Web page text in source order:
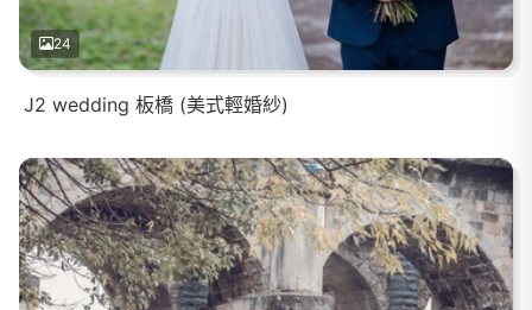
24
J2 wedding 板橋 (美式輕婚紗)